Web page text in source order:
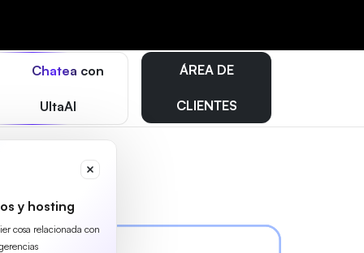
Chatea con
UltaAI
y hosting
cosa relacionada con
ÁREA DE
CLIENTES